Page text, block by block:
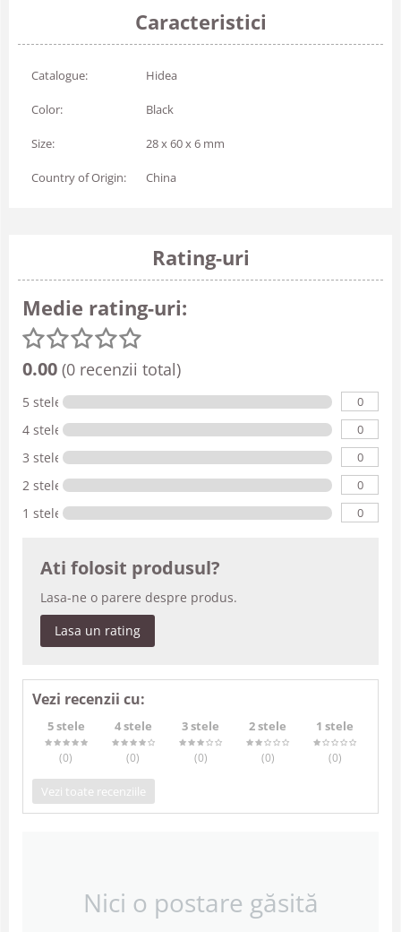
Caracteristici
Catalogue: Hidea
Color: Black
Size: 28 x 60 x 6 mm
Country of Origin: China
Rating-uri
Medie rating-uri:
0.00 (0 recenzii total)
5 stele 0
4 stele 0
3 stele 0
2 stele 0
1 stele 0
Ati folosit produsul?
Lasa-ne o parere despre produs.
Lasa un rating
Vezi recenzii cu:
5 stele
(0)
4 stele
(0)
3 stele
(0)
2 stele
(0)
1 stele
(0)
Vezi toate recenziile
Nici o postare găsită